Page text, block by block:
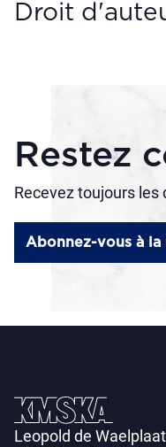
Droit
Restez
Recevez toujours les
Abonnez-vous à
Leopold de